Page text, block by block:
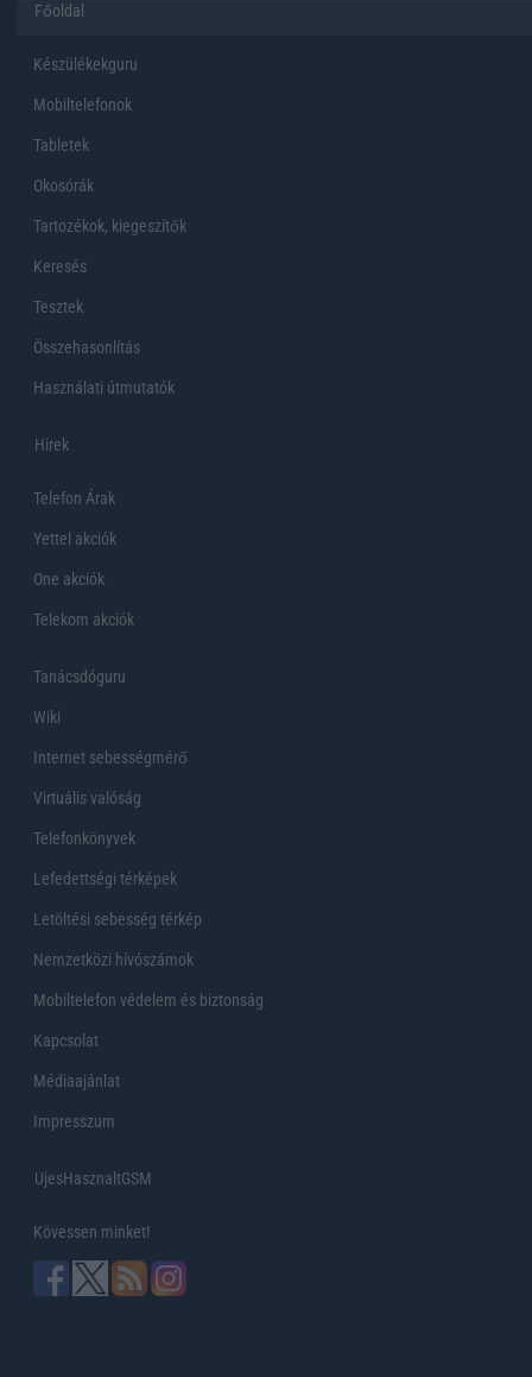
Főoldal
Készülékekguru
Mobiltelefonok
Tabletek
Okosórák
Tartozékok, kiegeszítők
Keresés
Tesztek
Összehasonlítás
Használati útmutatók
Hirek
Telefon Árak
Yettel akciók
One akciók
Telekom akciók
Tanácsdóguru
Wiki
Internet sebességmérő
Virtuális valóság
Telefonkönyvek
Lefedettségi térképek
Letöltési sebesség térkép
Nemzetközi hívószámok
Mobiltelefon védelem és biztonság
Kapcsolat
Médiaajánlat
Impresszum
UjesHasznaltGSM
Kövessen minket!